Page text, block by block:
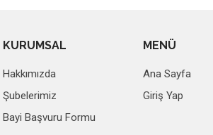
KURUMSAL
Hakkımızda
Şubelerimiz
Bayi Başvuru Formu
MENÜ
Ana Sayfa
Giriş Yap